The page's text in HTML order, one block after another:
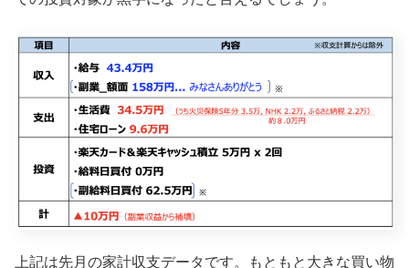
上記は先月の家計収支データです。もともと大きな買い物